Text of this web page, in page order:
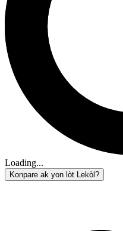
Loading...
Konpare ak yon lòt Lekòl?